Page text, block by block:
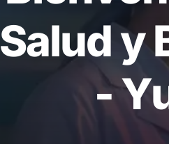
Salud y
-